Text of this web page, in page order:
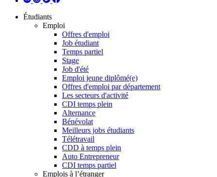
Étudiants
Emploi
Offres d'emploi
Job étudiant
Temps partiel
Stage
Job d'été
Emploi jeune diplômé(e)
Offres d'emploi par département
Les secteurs d'activité
CDI temps plein
Alternance
Bénévolat
Meilleurs jobs étudiants
Télétravail
CDD à temps plein
Auto Entrepreneur
CDI temps partiel
Emplois à l’étranger